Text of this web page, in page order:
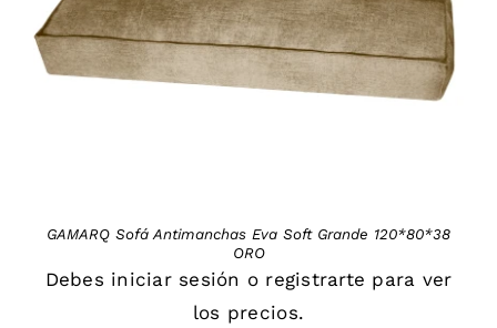
GAMARQ Sofá Antimanchas Eva Soft Grande 120*80*38
ORO
Debes iniciar sesión o registrarte para ver
los precios.